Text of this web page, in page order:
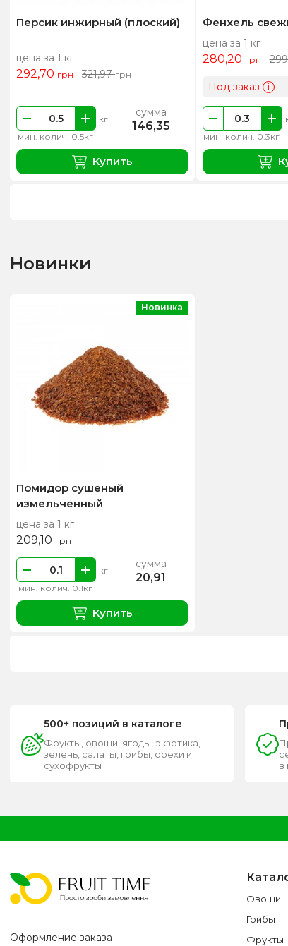
Персик инжирный (плоский)
цена за 1 кг
292,70 грн 321,97грн
мин. колич. 0.5кг
кг сумма
146,35
Купить
Фенхель
цена за 1 кг
280,20 грн
Под заказ i
мин. колич. 0.3кг
Новинки
Помидор сушеный
измельченный
цена за 1 кг
209,10 грн
мин. колич. 0.1кг
кг сумма
20,91
Купить
Новинка
500+ позиций в каталоге
Фрукты, овощи, ягоды, экзотика,
зелень, салаты, грибы, орехи и
сухофрукты
в
Оформление заказа
Овощи
Грибы
Фрукты